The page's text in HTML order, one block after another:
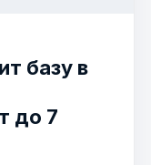
базу в
до 7